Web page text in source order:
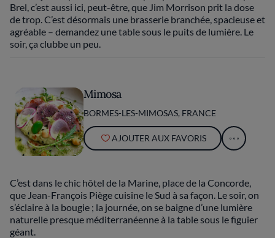
Brel, c’est aussi ici, peut-être, que Jim Morrison prit la dose
de trop. C’est désormais une brasserie branchée, spacieuse et
agréable – demandez une table sous le puits de lumière. Le
soir, ça clubbe un peu.
Mimosa
BORMES-LES-MIMOSAS, FRANCE
AJOUTER AUX FAVORIS
C’est dans le chic hôtel de la Marine, place de la Concorde,
que Jean-François Piège cuisine le Sud à sa façon. Le soir, on
s’éclaire à la bougie ; la journée, on se baigne d’une lumière
naturelle presque méditerranéenne à la table sous le figuier
géant.